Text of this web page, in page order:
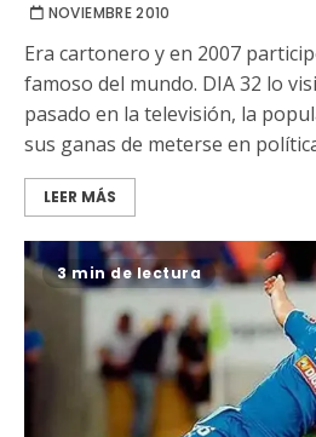
NOVIEMBRE 2010
Era cartonero y en 2007
famoso del mundo. DIA 32 lo
pasado en la televisión, la
sus ganas de meterse en
LEER MÁS
3 min de lectura